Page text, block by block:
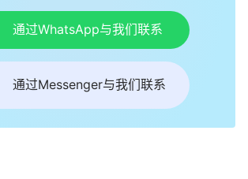
说了多少话？在你们中间作的工作还
间供应你们的有多少？那你为什么没
何怨言呢？你没得着还不是因为你太
不是因为你的想法太奢侈吗？还不都
了吗？你得不着这福气还能怪神没拯
作，儿子找个好对象，姑娘嫁个好
通过WhatsApp与我们联系
通过Messenger与我们联系